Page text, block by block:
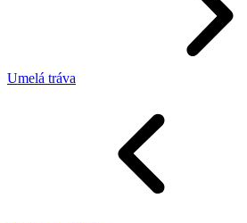
Umelá tráva